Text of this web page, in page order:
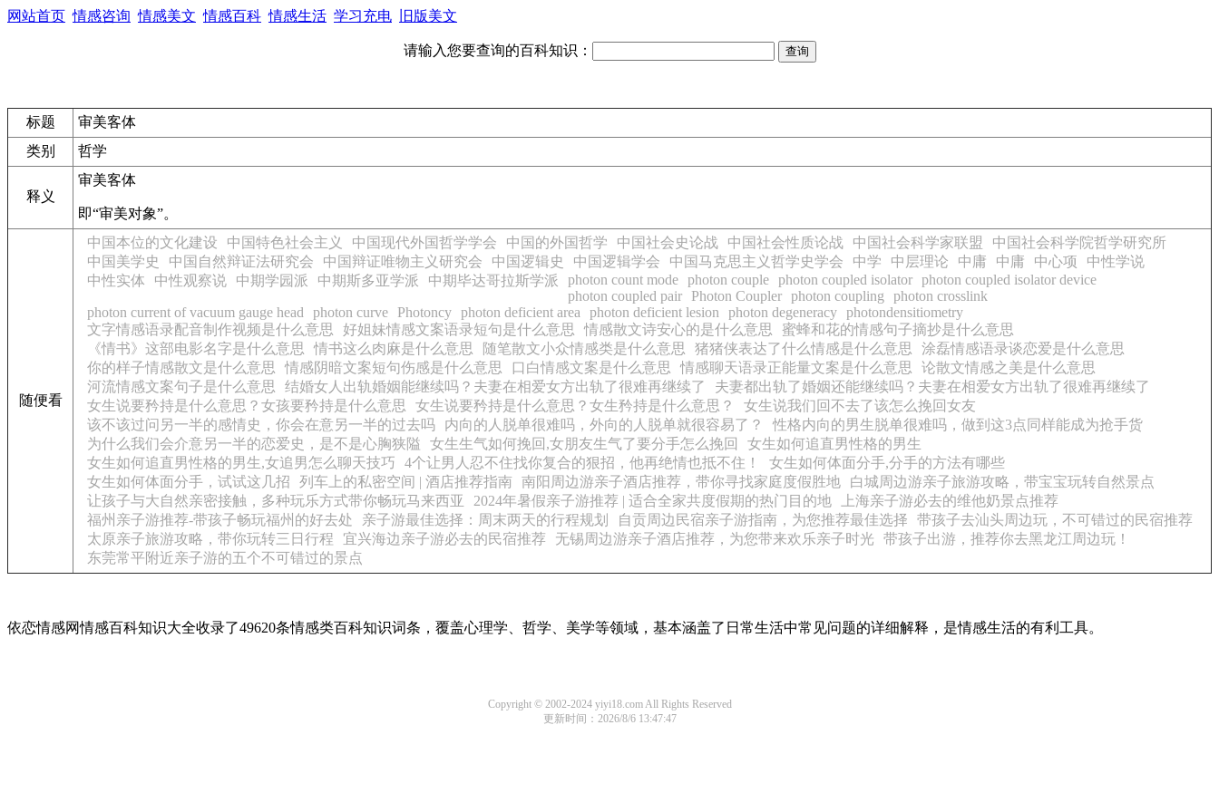
网站首页 情感咨询 情感美文 情感百科 情感生活 学习充电 旧版美文
请输入您要查询的百科知识：
标题
审美客体
类别
哲学
释义
审美客体
即“审美对象”。
随便看
中国本位的文化建设 中国特色社会主义 中国现代外国哲学学会 中国的外国哲学 中国社会史论战 中国社会性质论战 中国社会科学家联盟
中国社会科学院哲学研究所
中国美学史
中国自然辩证法研究会 中国辩证唯物主义研究会 中国逻辑史 中国逻辑学会 中国马克思主义哲学史学会 中学 中层理论 中庸 中庸 中心项
中性学说
中性实体
中性观察说 中期学园派 中期斯多亚学派 中期毕达哥拉斯学派 photon count mode photon couple photon coupled isolator photon coupled isolator device
photon coupled pair
Photon Coupler photon coupling
photon crosslink
photon current of vacuum gauge head
photon curve Photoncy photon deficient area photon deficient lesion photon degeneracy photondensitiometry
文字情感语录配音制作视频是什么意思
好姐妹情感文案语录短句是什么意思 情感散文诗安心的是什么意思
蜜蜂和花的情感句子摘抄是什么意思
《情书》这部电影名字是什么意思
情书这么肉麻是什么意思 随笔散文小众情感类是什么意思 猪猪侠表达了什么情感是什么意思
涂磊情感语录谈恋爱是什么意思
你的样子情感散文是什么意思
情感阴暗文案短句伤感是什么意思 口白情感文案是什么意思 情感聊天语录正能量文案是什么意思
论散文情感之美是什么意思
河流情感文案句子是什么意思
结婚女人出轨婚姻能继续吗？夫妻在相爱女方出轨了很难再继续了
夫妻都出轨了婚姻还能继续吗？夫妻在相爱女方出轨了很难再继续了
女生说要矜持是什么意思？女孩要矜持是什么意思
女生说要矜持是什么意思？女生矜持是什么意思？
女生说我们回不去了该怎么挽回女友
该不该过问另一半的感情史，你会在意另一半的过去吗
内向的人脱单很难吗，外向的人脱单就很容易了？
性格内向的男生脱单很难吗，做到这3点同样能成为抢手货
为什么我们会介意另一半的恋爱史，是不是心胸狭隘
女生生气如何挽回,女朋友生气了要分手怎么挽回
女生如何追直男性格的男生
女生如何追直男性格的男生,女追男怎么聊天技巧
4个让男人忍不住找你复合的狠招，他再绝情也抵不住！
女生如何体面分手,分手的方法有哪些
女生如何体面分手，试试这几招
列车上的私密空间 | 酒店推荐指南 南阳周边游亲子酒店推荐，带你寻找家庭度假胜地
白城周边游亲子旅游攻略，带宝宝玩转自然景点
让孩子与大自然亲密接触，多种玩乐方式带你畅玩马来西亚
2024年暑假亲子游推荐 | 适合全家共度假期的热门目的地
上海亲子游必去的维他奶景点推荐
福州亲子游推荐-带孩子畅玩福州的好去处
亲子游最佳选择：周末两天的行程规划 自贡周边民宿亲子游指南，为您推荐最佳选择
带孩子去汕头周边玩，不可错过的民宿推荐
太原亲子旅游攻略，带你玩转三日行程
宜兴海边亲子游必去的民宿推荐 无锡周边游亲子酒店推荐，为您带来欢乐亲子时光
带孩子出游，推荐你去黑龙江周边玩！
东莞常平附近亲子游的五个不可错过的景点
依恋情感网情感百科知识大全收录了49620条情感类百科知识词条，覆盖心理学、哲学、美学等领域，基本涵盖了日常生活中常见问题的详细解释，是情感生活的有利工具。
Copyright © 2002-2024 yiyi18.com All Rights Reserved
更新时间：2026/8/6 13:47:47